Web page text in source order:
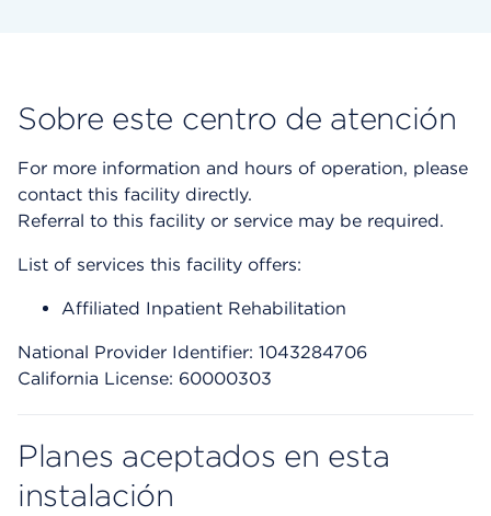
Sobre este centro de atención
For more information and hours of operation, please
contact this facility directly.
Referral to this facility or service may be required.
List of services this facility offers:
Affiliated Inpatient Rehabilitation
National Provider Identifier: 1043284706
California License: 60000303
Planes aceptados en esta
instalación